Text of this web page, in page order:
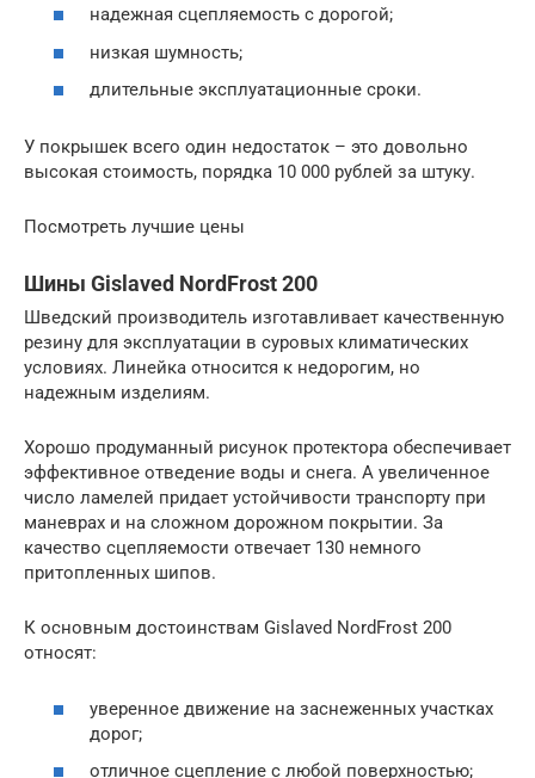
надежная сцепляемость с дорогой;
низкая шумность;
длительные эксплуатационные сроки.
У покрышек всего один недостаток – это довольно
высокая стоимость, порядка 10 000 рублей за штуку.
Посмотреть лучшие цены
Шины Gislaved NordFrost 200
Шведский производитель изготавливает качественную
резину для эксплуатации в суровых климатических
условиях. Линейка относится к недорогим, но
надежным изделиям.
Хорошо продуманный рисунок протектора обеспечивает
эффективное отведение воды и снега. А увеличенное
число ламелей придает устойчивости транспорту при
маневрах и на сложном дорожном покрытии. За
качество сцепляемости отвечает 130 немного
притопленных шипов.
К основным достоинствам Gislaved NordFrost 200
относят:
уверенное движение на заснеженных участках
дорог;
отличное сцепление с любой поверхностью;